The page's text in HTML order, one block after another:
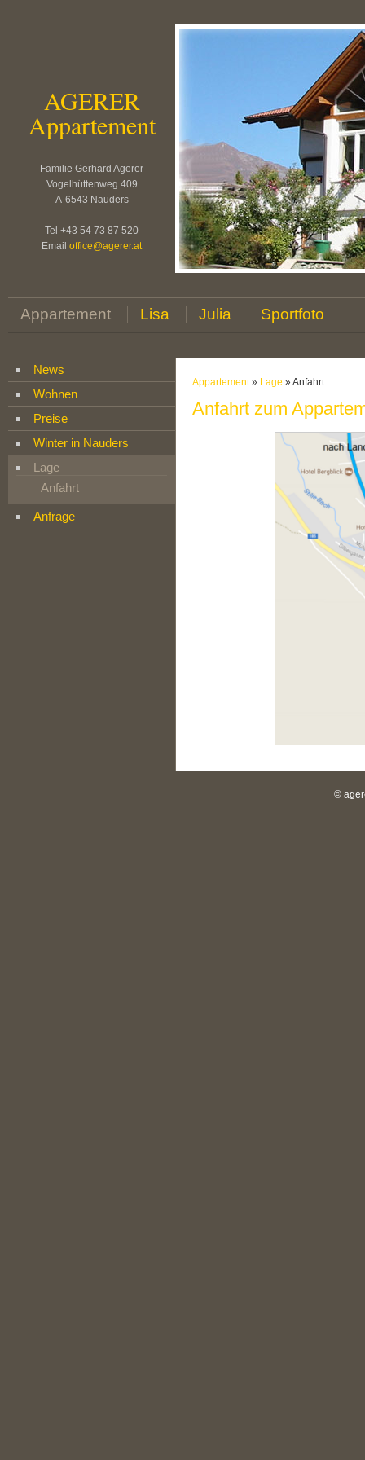
AGERER
Appartement
Familie Gerhard Agerer
Vogelhüttenweg 409
A-6543 Nauders
Tel +43 54 73 87 520
Email office@agerer.at
Appartement Lisa Julia Sportfoto
News
Wohnen
Preise
Winter in Nauders
Lage
Anfahrt
Anfrage
Appartement» Lage »Anfahrt
Anfahrt zum
©